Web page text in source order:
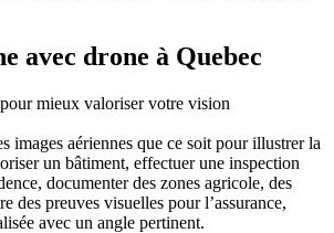
avec drone à Quebec
mieux valoriser votre vision
images aériennes que ce soit pour illustrer la
un bâtiment, effectuer une inspection
documenter des zones agricole, des
des preuves visuelles pour l’assurance,
avec un angle pertinent.